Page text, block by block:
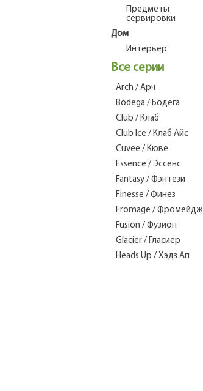
Предметы
сервировки
Дом
Интерьер
Все серии
Arch / Арч
Bodega / Бодега
Club / Клаб
Club Ice / Клаб Айс
Cuvee / Кюве
Essence / Эссенс
Fantasy / Фэнтези
Finesse / Финез
Fromage / Фромейдж
Fusion / Фузион
Glacier / Гласиер
Heads Up / Хэдз Ап